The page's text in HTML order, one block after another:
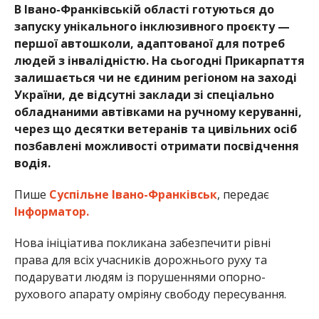
В Івано-Франківській області готуються до
запуску унікального інклюзивного проєкту —
першої автошколи, адаптованої для потреб
людей з інвалідністю. На сьогодні Прикарпаття
залишається чи не єдиним регіоном на заході
України, де відсутні заклади зі спеціально
обладнаними автівками на ручному керуванні,
через що десятки ветеранів та цивільних осіб
позбавлені можливості отримати посвідчення
водія.
Пише Суспільне Івано-Франківськ, передає
Інформатор.
Нова ініціатива покликана забезпечити рівні
права для всіх учасників дорожнього руху та
подарувати людям із порушеннями опорно-
рухового апарату омріяну свободу пересування.